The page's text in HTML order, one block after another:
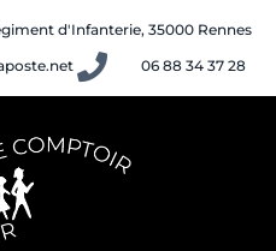
d'Infanterie, 35000 Rennes
06 88 34 37 28